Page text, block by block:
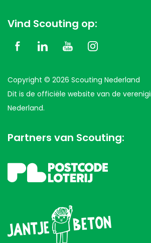
Vind Scouting op:
Copyright © 2026 Scouting Nederland
Dit is de officiële website van de
Nederland.
Partners van Scouting: